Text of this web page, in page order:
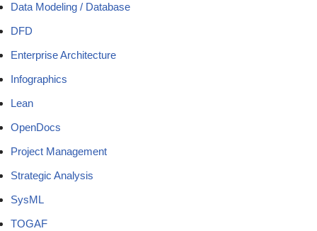
Data Modeling / Database
DFD
Enterprise Architecture
Infographics
Lean
OpenDocs
Project Management
Strategic Analysis
SysML
TOGAF